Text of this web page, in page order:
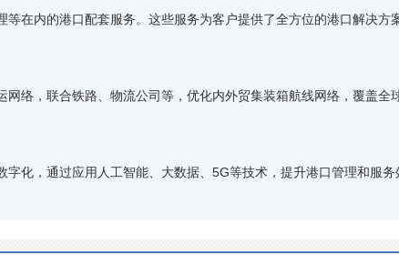
在内的港口配套服务。这些服务为客户提供了全方位的港口解决方
络，联合铁路、物流公司等，优化内外贸集装箱航线网络，覆盖全
化，通过应用人工智能、大数据、5G等技术，提升港口管理和服